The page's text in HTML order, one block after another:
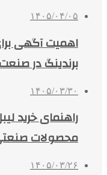
۱۴۰۵/۰۴/۰۵
اهمیت آگهی
برندینگ در
۱۴۰۵/۰۳/۳۰
راهنمای خرید
محصولات
۱۴۰۵/۰۳/۲۶